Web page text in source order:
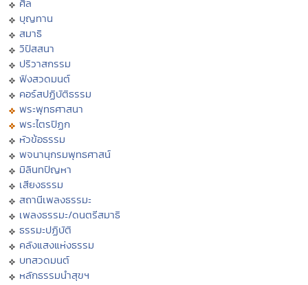
ศีล
บุญทาน
สมาธิ
วิปัสสนา
ปริวาสกรรม
ฟังสวดมนต์
คอร์สปฏิบัติธรรม
พระพุทธศาสนา
พระไตรปิฏก
หัวข้อธรรม
พจนานุกรมพุทธศาสน์
มิลินทปัญหา
เสียงธรรม
สถานีเพลงธรรมะ
เพลงธรรมะ/ดนตรีสมาธิ
ธรรมะปฏิบัติ
คลังแสงแห่งธรรม
บทสวดมนต์
หลักธรรมนำสุขฯ